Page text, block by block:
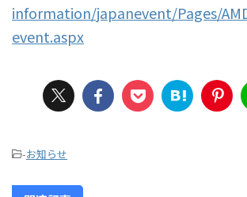
information/japanevent/Pages/
event.aspx
-お知らせ